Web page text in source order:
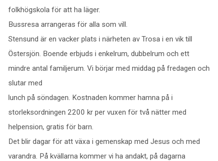
folkhögskola för att ha läger.
Bussresa arrangeras för alla som vill.
Stensund är en vacker plats i närheten av Trosa i en vik till
Östersjön. Boende erbjuds i enkelrum, dubbelrum och ett
mindre antal familjerum. Vi börjar med middag på fredagen och
slutar med
lunch på söndagen. Kostnaden kommer hamna på i
storleksordningen 2200 kr per vuxen för två nätter med
helpension, gratis för barn.
Det blir dagar för att växa i gemenskap med Jesus och med
varandra. På kvällarna kommer vi ha andakt, på dagarna